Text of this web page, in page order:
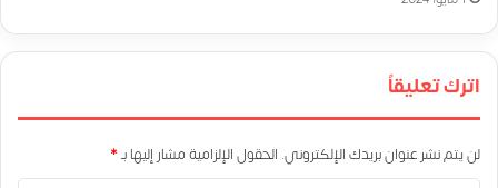
اترك تعليقاً
لن يتم نشر عنوان بريدك الإلكتروني. الحقول الإلزامية مشار إليها بـ*